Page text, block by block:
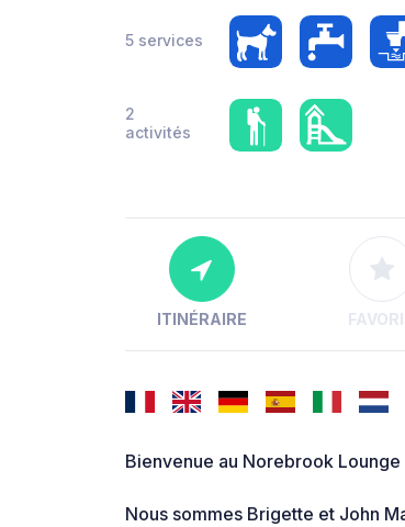
5 services
2
activités
ITINÉRAIRE
Bienvenue au Norebrook Lounge
Nous sommes Brigette et John